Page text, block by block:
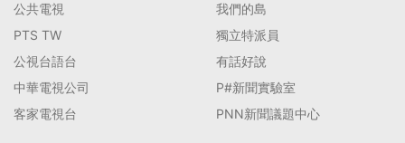
公共電視
PTS TW
公視台語台
中華電視公司
客家電視台
我們的島
獨立特派員
有話好說
P#新聞實驗室
PNN新聞議題中心